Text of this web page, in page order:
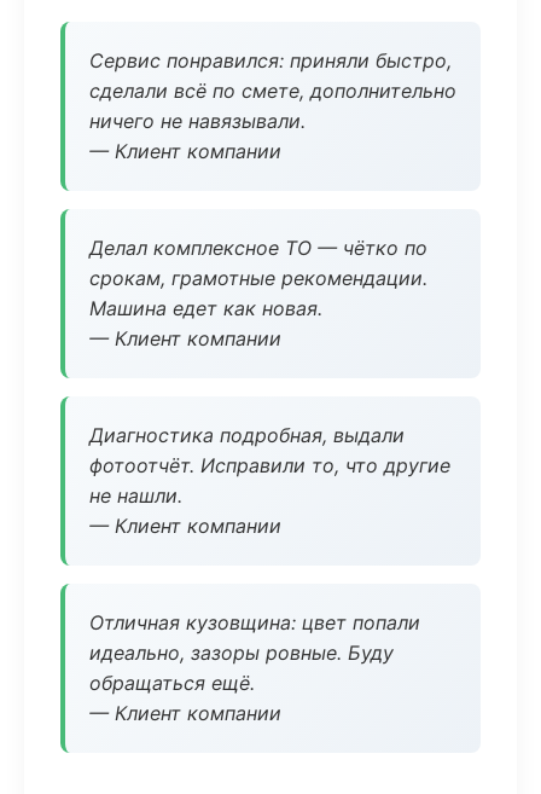
Сервис понравился: приняли быстро,
сделали всё по смете, дополнительно
ничего не навязывали.
— Клиент компании
Делал комплексное ТО — чётко по
срокам, грамотные рекомендации.
Машина едет как новая.
— Клиент компании
Диагностика подробная, выдали
фотоотчёт. Исправили то, что другие
не нашли.
— Клиент компании
Отличная кузовщина: цвет попали
идеально, зазоры ровные. Буду
обращаться ещё.
— Клиент компании